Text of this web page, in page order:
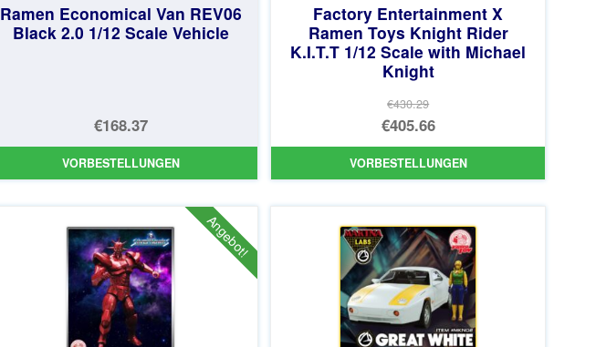
Ramen Economical Van REV06
Black 2.0 1/12 Scale Vehicle
€168.37
VORBESTELLUNGEN
Factory Entertainment X
Ramen Toys Knight Rider
K.I.T.T 1/12 Scale with Michael
Knight
€430.29
Ursprünglicher
Preis
war:
€405.66
Aktueller
Preis
€405.66.
VORBESTELLUNGEN
Angebot!